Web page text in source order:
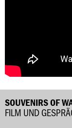
SOUVENIRS OF
FILM UND